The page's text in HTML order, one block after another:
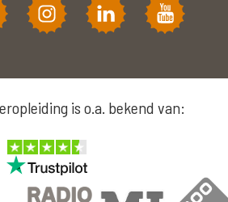
is o.a. bekend van: